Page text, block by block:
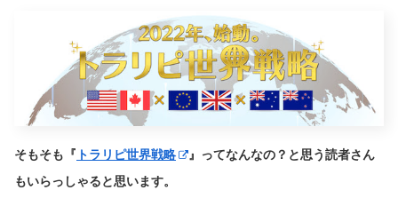
そもそも『 トラリピ世界戦略
』ってなんなの？と思う読者さん
もいらっしゃると思います。